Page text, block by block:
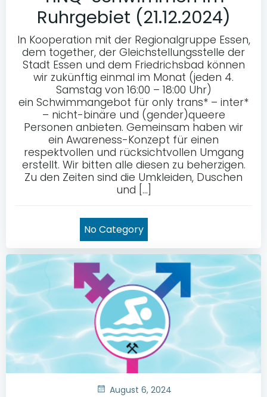
Ruhrgebiet (21.12.2024)
In Kooperation mit der Regionalgruppe Essen,
dem together, der Gleichstellungsstelle der
Stadt Essen und dem Friedrichsbad können
wir zukünftig einmal im Monat (jeden 4.
Samstag von 16:00 – 18:00 Uhr)
ein Schwimmangebot für only trans* – inter*
– nicht-binäre und (gender)queere
Personen anbieten. Gemeinsam haben wir
ein Awareness-Konzept für einen
respektvollen und rücksichtvollen Umgang
erstellt. Wir bitten alle diesen zu beherzigen.
Zu den Zeiten sind die Umkleiden, Duschen
und […]
No Category
August 6, 2024